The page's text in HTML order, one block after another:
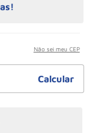
Não sei meu CEP